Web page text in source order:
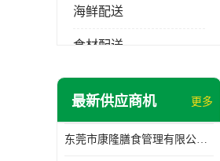
海鲜配送
食材配送
最新供应商机 更多
东莞市康隆膳食管理有限公司主要经营蔬菜配送 东莞食堂承包 光明蔬菜配送 深圳市食堂承包 深圳市蔬菜配送等业务 欢迎咨询了解